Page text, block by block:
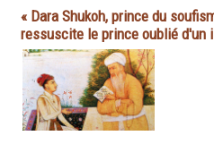
« Dara Shukoh, prince du
ressuscite le prince oublié d'un